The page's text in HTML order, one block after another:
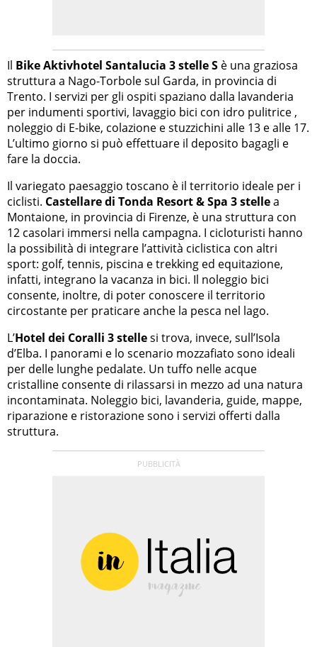
Il Bike Aktivhotel Santalucia 3 stelle S è una graziosa
struttura a Nago-Torbole sul Garda, in provincia di
Trento. I servizi per gli ospiti spaziano dalla lavanderia
per indumenti sportivi, lavaggio bici con idro pulitrice ,
noleggio di E-bike, colazione e stuzzichini alle 13 e alle 17.
L’ultimo giorno si può effettuare il deposito bagagli e
fare la doccia.
Il variegato paesaggio toscano è il territorio ideale per i
ciclisti. Castellare di Tonda Resort & Spa 3 stellea
Montaione, in provincia di Firenze, è una struttura con
12 casolari immersi nella campagna. I cicloturisti hanno
la possibilità di integrare l’attività ciclistica con altri
sport: golf, tennis, piscina e trekking ed equitazione,
infatti, integrano la vacanza in bici. Il noleggio bici
consente, inoltre, di poter conoscere il territorio
circostante per praticare anche la pesca nel lago.
L’Hotel dei Coralli 3 stellesi trova, invece, sull’Isola
d’Elba. I panorami e lo scenario mozzafiato sono ideali
per delle lunghe pedalate. Un tuffo nelle acque
cristalline consente di rilassarsi in mezzo ad una natura
incontaminata. Noleggio bici, lavanderia, guide, mappe,
riparazione e ristorazione sono i servizi offerti dalla
struttura.